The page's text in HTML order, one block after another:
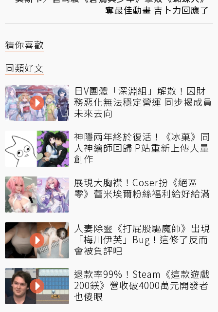
奪最佳動畫 吉卜力回應了
猜你喜歡
同類好文
日V團體「深淵組」解散！因財
務惡化無法穩定營運 同步揭成員
未來去向
神隱兩年終於復活！《冰菓》同
人神繪師回歸 P站重新上傳大量
創作
展現大胸襟！Coser扮《絕區
零》蕾米埃爾粉絲福利給好給滿
人妻除靈《打屁股驅魔師》出現
「梅川伊芙」Bug！這修了反而
會被負評吧
退款率99%！Steam《這款遊戲
200鎂》營收破4000萬元開發者
也傻眼